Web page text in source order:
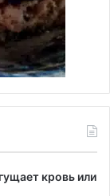
кровь или